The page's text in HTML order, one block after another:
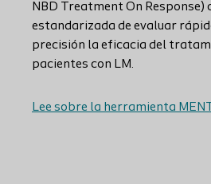
NBD Treatment On Response)
estandarizada de evaluar
precisión la eficacia del
pacientes con LM.
Lee sobre la herramienta